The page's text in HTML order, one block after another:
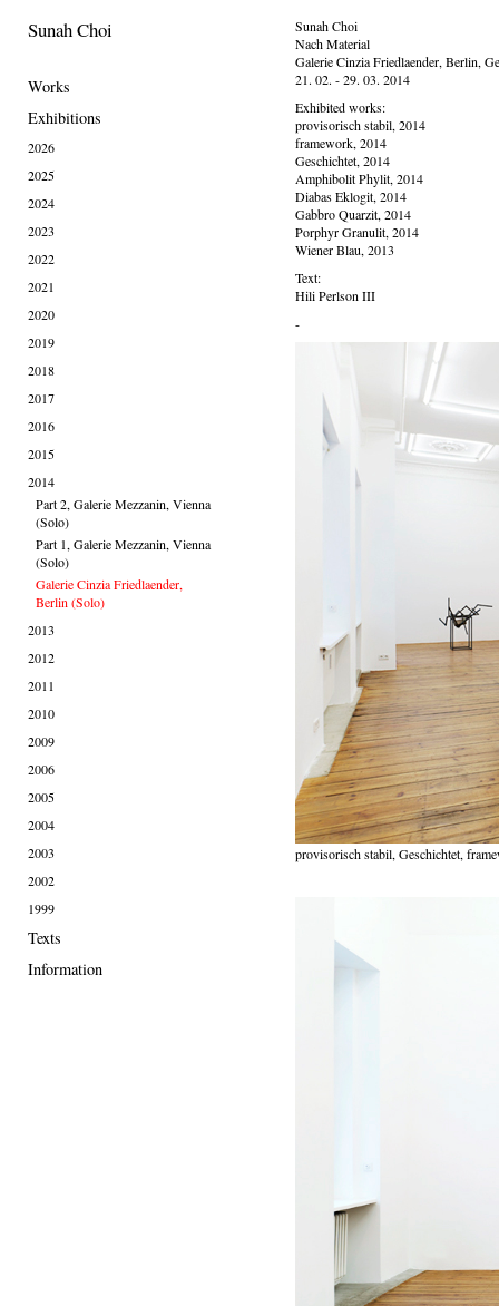
Sunah Choi
Works
Exhibitions
2026
2025
2024
2023
2022
2021
2020
2019
2018
2017
2016
2015
2014
Part 2, Galerie Mezzanin, Vienna
(Solo)
Part 1, Galerie Mezzanin, Vienna
(Solo)
Galerie Cinzia Friedlaender,
Berlin (Solo)
2013
2012
2011
2010
2009
2006
2005
2004
2003
2002
1999
Texts
Information
Sunah Choi
Nach Material
Galerie Cinzia Friedlaender, Berlin,
21. 02. - 29. 03. 2014
Exhibited works:
provisorisch stabil, 2014
framework, 2014
Geschichtet, 2014
Amphibolit Phylit, 2014
Diabas Eklogit, 2014
Gabbro Quarzit, 2014
Porphyr Granulit, 2014
Wiener Blau, 2013
Text:
Hili Perlson III
-
provisorisch stabil, Geschichtet,